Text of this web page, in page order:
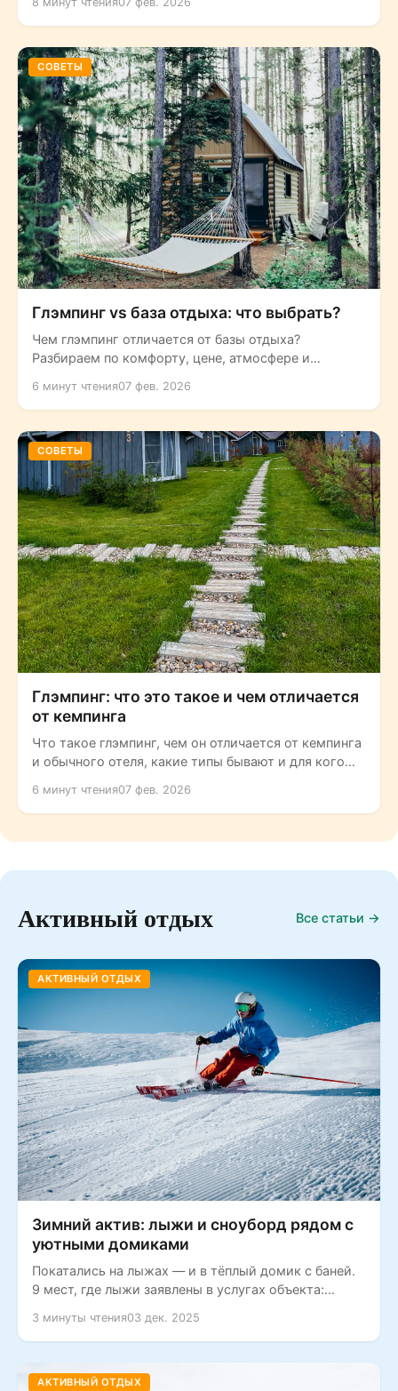
СОВЕТЫ
Глэмпинг vs база отдыха: что выбрать?
Чем глэмпинг отличается от базы отдыха?
Разбираем по комфорту, цене, атмосфере и
6 минут чтения07 фев. 2026
СОВЕТЫ
Глэмпинг: что это такое и чем отличается
от кемпинга
Что такое глэмпинг, чем он отличается от кемпинга
и обычного отеля, какие типы бывают и для кого
6 минут чтения07 фев. 2026
Активный отдых Все статьи →
АКТИВНЫЙ ОТДЫХ
Зимний актив: лыжи и сноуборд рядом с
уютными домиками
Покатались на лыжах — и в тёплый домик с баней.
9 мест, где лыжи заявлены в услугах объекта:
3 минуты чтения03 дек. 2025
АКТИВНЫЙ ОТДЫХ